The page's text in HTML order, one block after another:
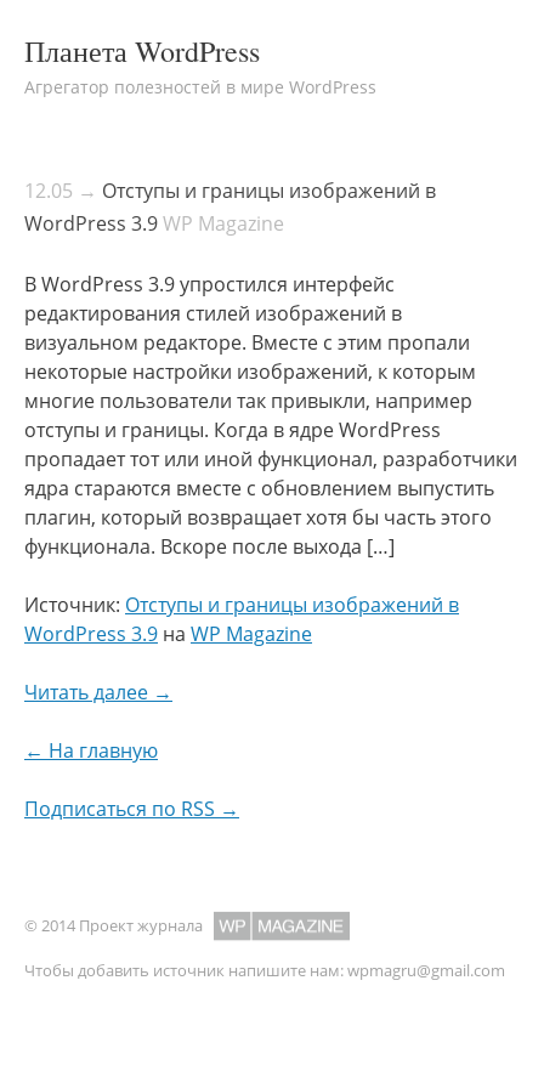
Планета WordPress
Агрегатор полезностей в мире WordPress
12.05 → Отступы и границы изображений в
WordPress 3.9WP Magazine
В WordPress 3.9 упростился интерфейс
редактирования стилей изображений в
визуальном редакторе. Вместе с этим пропали
некоторые настройки изображений, к которым
многие пользователи так привыкли, например
отступы и границы. Когда в ядре WordPress
пропадает тот или иной функционал, разработчики
ядра стараются вместе с обновлением выпустить
плагин, который возвращает хотя бы часть этого
функционала. Вскоре после выхода […]
Источник: Отступы и границы изображений в
WordPress 3.9 на WP Magazine
Читать далее →
← На главную
Подписаться по RSS →
© 2014 Проект журнала
Чтобы добавить источник напишите нам:wpmagru@gmail.com